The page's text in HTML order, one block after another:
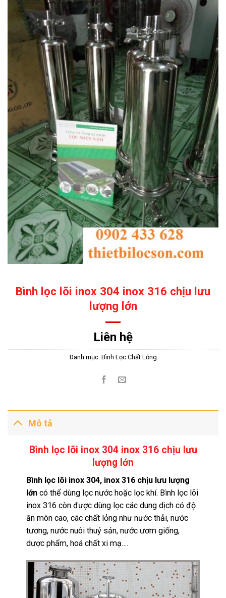
Bình lọc lõi inox 304 inox 316 chịu lưu
lượng lớn
Liên hệ
Danh mục: Bình Lọc Chất Lỏng
Mô tả
Bình lọc lõi inox 304 inox 316 chịu lưu
lượng lớn
Bình lọc lõi inox 304, inox 316 chịu lưu lượng
lớn có thể dùng lọc nước hoặc lọc khí. Bình lọc lõi
inox 316 còn được dùng lọc các dung dịch có độ
ăn mòn cao, các chất lỏng như nước thải, nước
tương, nước nuôi thuỷ sản, nước ươm giống,
dược phẩm, hoá chất xi mạ….